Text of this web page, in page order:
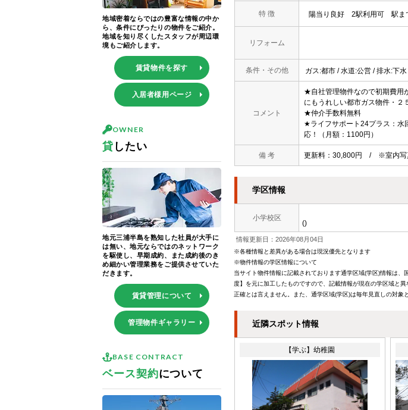
特 徴 陽当り良好 2駅利用可 駅ま
リフォーム
条件・その他 ガス:都市 / 水道:公営 / 排水:下
コメント
★自社管理物件なので初期費
にもうれしい都市ガス物件・
★仲介手数料無料
★ライフサポート24プラス：水
応！（月額：1100円）
備 考 更新料：30,800円 / ※室内写
学区情報
小学校区
()
情報更新日：2026年08月04日
※各種情報と差異がある場合は現況優先となります
※物件情報の学区情報について
当サイト物件情報に記載されております通学区域(学区)情報は
度】を元に加工したものですので、記載情報が現在の学区域と
正確とは言えません。また、通学区域(学区)は毎年見直しの対象
近隣スポット情報
【学ぶ】幼稚園
地域密着ならではの豊富な情報の中か
ら、条件にぴったりの物件をご紹介。
地域を知り尽くしたスタッフが周辺環
境もご紹介します。
賃貸物件を探す
入居者様用ページ
OWNER
貸 したい
地元三浦半島を熟知した社員が大手に
は無い、地元ならではのネットワーク
を駆使し、早期成約、また成約後のき
め細かい管理業務をご提供させていた
だきます。
賃貸管理について
管理物件ギャラリー
BASE CONTRACT
ベース契約について